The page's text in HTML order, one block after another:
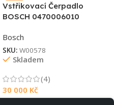
Vstřikovací Čerpadlo
BOSCH 0470006010
Bosch
SKU: W00578
Skladem
(4)
30 000 Kč